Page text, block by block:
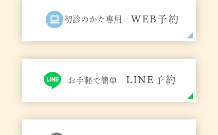
初診のかた専用 WEB予約
お手軽で簡単 LINE予約